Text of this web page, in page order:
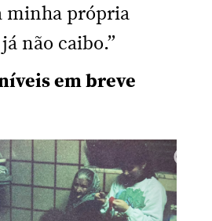
minha própria
não caibo.”
em breve